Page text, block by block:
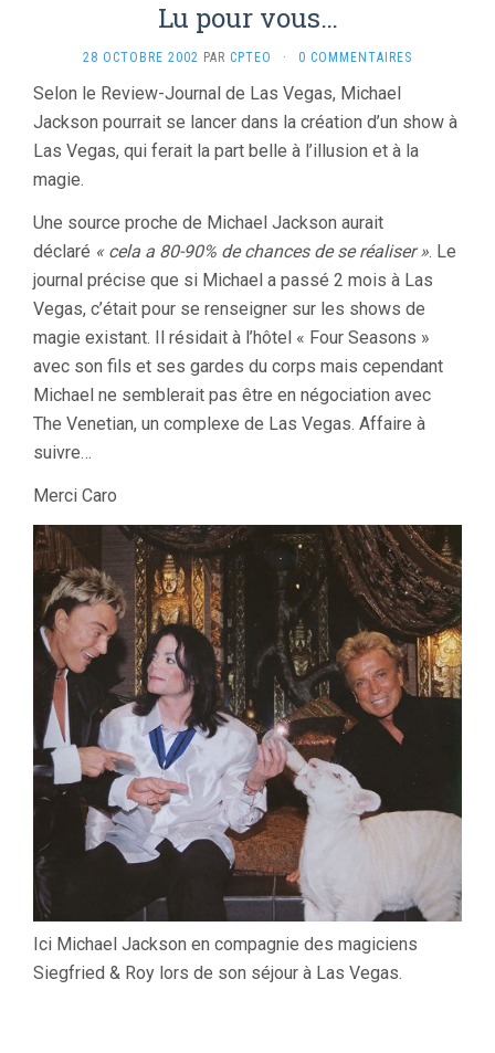
Lu pour vous…
28 OCTOBRE 2002 PAR CPTEO · 0 COMMENTAIRES
Selon le Review-Journal de Las Vegas, Michael
Jackson pourrait se lancer dans la création d’un show à
Las Vegas, qui ferait la part belle à l’illusion et à la
magie.
Une source proche de Michael Jackson aurait
déclaré « cela a 80-90% de chances de se réaliser ». Le
journal précise que si Michael a passé 2 mois à Las
Vegas, c’était pour se renseigner sur les shows de
magie existant. Il résidait à l’hôtel « Four Seasons »
avec son fils et ses gardes du corps mais cependant
Michael ne semblerait pas être en négociation avec
The Venetian, un complexe de Las Vegas. Affaire à
suivre…
Merci Caro
Ici Michael Jackson en compagnie des magiciens
Siegfried & Roy lors de son séjour à Las Vegas.